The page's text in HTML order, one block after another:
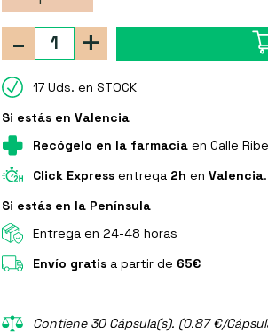
+
-
17 Uds. en STOCK
Si estás en Valencia
Recógelo en la farmacia en Calle
Click Express entrega 2h en Valencia
Si estás en la Península
Entrega en 24-48 horas
Envío gratis a partir de 65€
Contiene 30 Cápsula(s). (0.87 €/